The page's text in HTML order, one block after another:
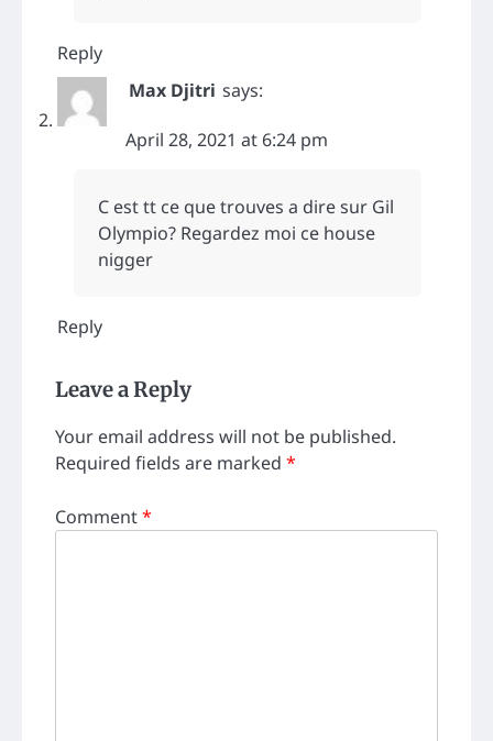
Reply
Max Djitri says:
April 28, 2021 at 6:24 pm
C est tt ce que trouves a dire sur Gil
Olympio? Regardez moi ce house
nigger
Reply
Leave a Reply
Your email address will not be published.
Required fields are marked *
Comment*